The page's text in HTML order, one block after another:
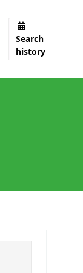
Search
history